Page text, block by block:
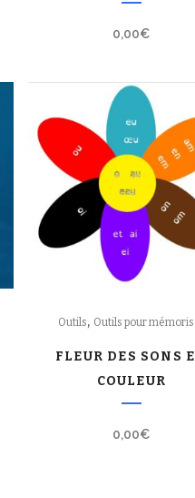
0,00€
Outils, Outils pour
FLEUR DES SONS
COULEUR
0,00€